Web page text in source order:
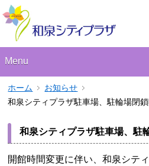
Menu
ホーム
お知らせ
和泉シティプラザ駐車場、駐輪場閉
和泉シティプラザ駐車場、駐
開館時間変更に伴い、和泉シテ